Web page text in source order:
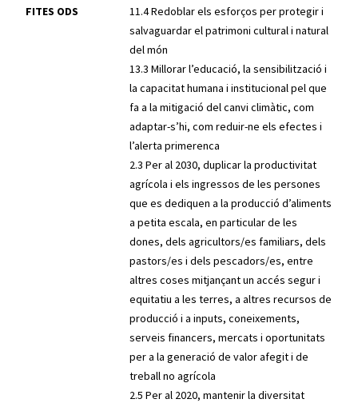
FITES ODS
11.4 Redoblar els esforços per protegir i
salvaguardar el patrimoni cultural i natural
del món
13.3 Millorar l’educació, la sensibilització i
la capacitat humana i institucional pel que
fa a la mitigació del canvi climàtic, com
adaptar-s’hi, com reduir-ne els efectes i
l’alerta primerenca
2.3 Per al 2030, duplicar la productivitat
agrícola i els ingressos de les persones
que es dediquen a la producció d’aliments
a petita escala, en particular de les
dones, dels agricultors/es familiars, dels
pastors/es i dels pescadors/es, entre
altres coses mitjançant un accés segur i
equitatiu a les terres, a altres recursos de
producció i a inputs, coneixements,
serveis financers, mercats i oportunitats
per a la generació de valor afegit i de
treball no agrícola
2.5 Per al 2020, mantenir la diversitat